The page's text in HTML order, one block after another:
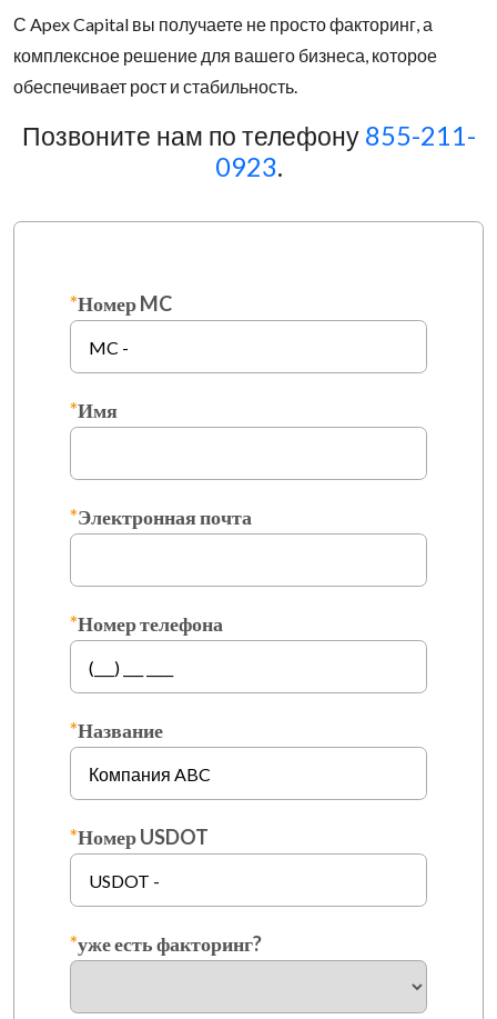
С Apex Capital вы получаете не просто факторинг, а
комплексное решение для вашего бизнеса, которое
обеспечивает рост и стабильность.
Позвоните нам по телефону 855-211-
0923.
*Номер MC
*Имя
*Электронная почта
*Номер телефона
*Название
*Номер USDOT
*уже есть факторинг?